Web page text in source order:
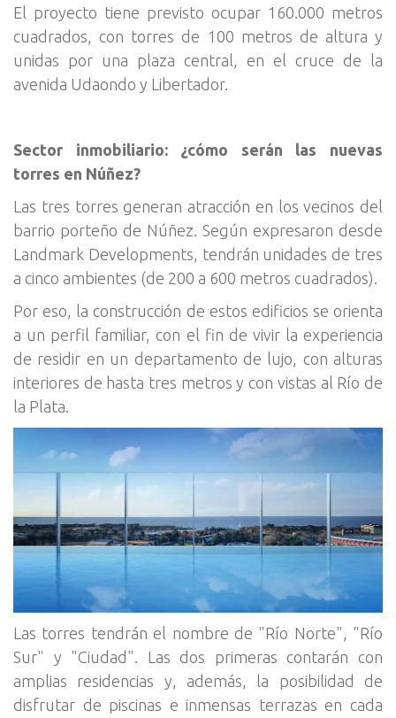
El proyecto tiene previsto ocupar 160.000 metros
cuadrados, con torres de 100 metros de altura y
unidas por una plaza central, en el cruce de la
avenida Udaondo y Libertador.
Sector inmobiliario: ¿cómo serán las nuevas
torres en Núñez?
Las tres torres generan atracción en los vecinos del
barrio porteño de Núñez. Según expresaron desde
Landmark Developments, tendrán unidades de tres
a cinco ambientes (de 200 a 600 metros cuadrados).
Por eso, la construcción de estos edificios se orienta
a un perfil familiar, con el fin de vivir la experiencia
de residir en un departamento de lujo, con alturas
interiores de hasta tres metros y con vistas al Río de
la Plata.
Las torres tendrán el nombre de "Río Norte", "Río
Sur" y "Ciudad". Las dos primeras contarán con
amplias residencias y, además, la posibilidad de
disfrutar de piscinas e inmensas terrazas en cada